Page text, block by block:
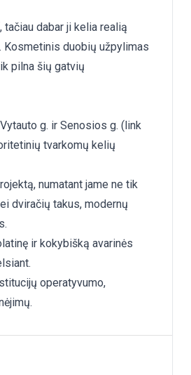
dabar ji kelia realią
Kosmetinis duobių užpylimas
pilna šių gatvių
g. ir Senosios g. (link
tvarkomų kelių
numatant jame ne tik
dviračių takus, modernų
ir kokybišką avarinės
operatyvumo,